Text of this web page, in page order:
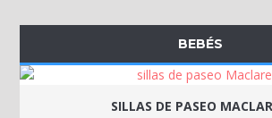
BEBÉS
SILLAS DE PASEO